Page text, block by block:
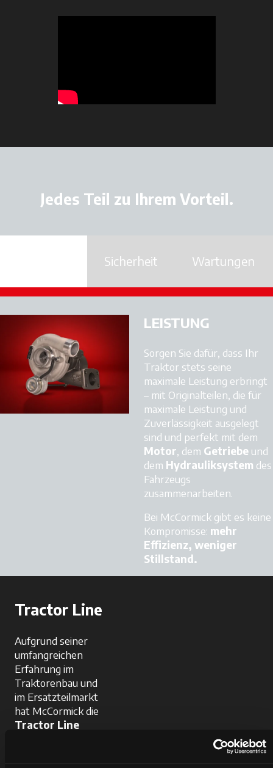
Jedes Teil zu Ihrem Vorteil.
Sicherheit Wartungen
LEISTUNG
Sorgen Sie dafür, dass Ihr
Traktor stets seine
maximale Leistung erbringt
– mit Originalteilen, die für
maximale Leistung und
Zuverlässigkeit ausgelegt
sind und perfekt mit dem
Motor, dem Getriebe und
dem Hydrauliksystem des
Fahrzeugs
zusammenarbeiten.
Bei McCormick gibt es keine
Kompromisse: mehr
Effizienz, weniger
Stillstand.
Tractor Line
Aufgrund seiner
umfangreichen
Erfahrung im
Traktorenbau und
im Ersatzteilmarkt
hat McCormick die
Tractor Line